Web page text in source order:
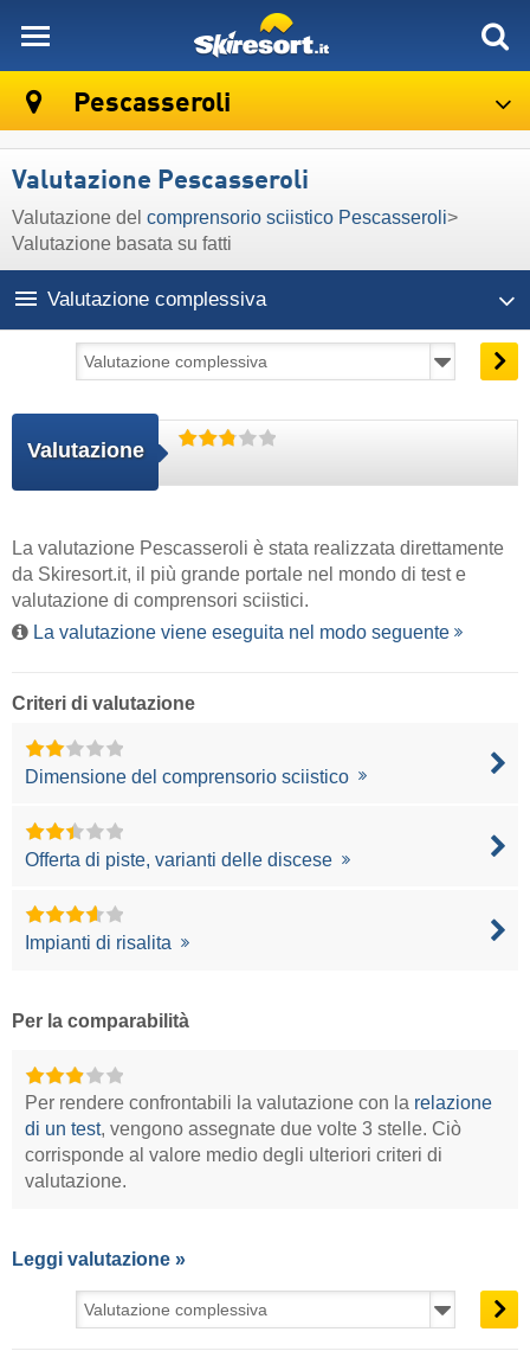
Pescasseroli
Valutazione Pescasseroli
Valutazione del comprensorio sciistico Pescasseroli>
Valutazione basata su fatti
Valutazione complessiva
Valutazione
La valutazione Pescasseroli è stata realizzata direttamente
da Skiresort.it, il più grande portale nel mondo di test e
valutazione di comprensori sciistici.
La valutazione viene eseguita nel modo seguente
Criteri di valutazione
Dimensione del comprensorio sciistico
Offerta di piste, varianti delle discese
Impianti di risalita
Per la comparabilità
Per rendere confrontabili la valutazione con la relazione
di un test, vengono assegnate due volte 3 stelle. Ciò
corrisponde al valore medio degli ulteriori criteri di
valutazione.
Leggi valutazione »